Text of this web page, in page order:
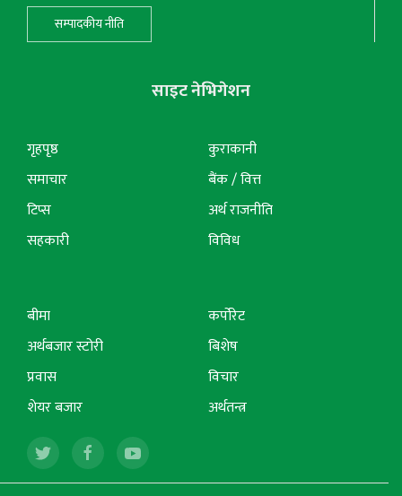
सम्पादकीय नीति
साइट नेभिगेशन
गृहपृष्ठ
समाचार
टिप्स
सहकारी
कुराकानी
बैंक / वित्त
अर्थ राजनीति
विविध
बीमा
अर्थबजार स्टोरी
प्रवास
शेयर बजार
कर्पोरेट
बिशेष
विचार
अर्थतन्त्र